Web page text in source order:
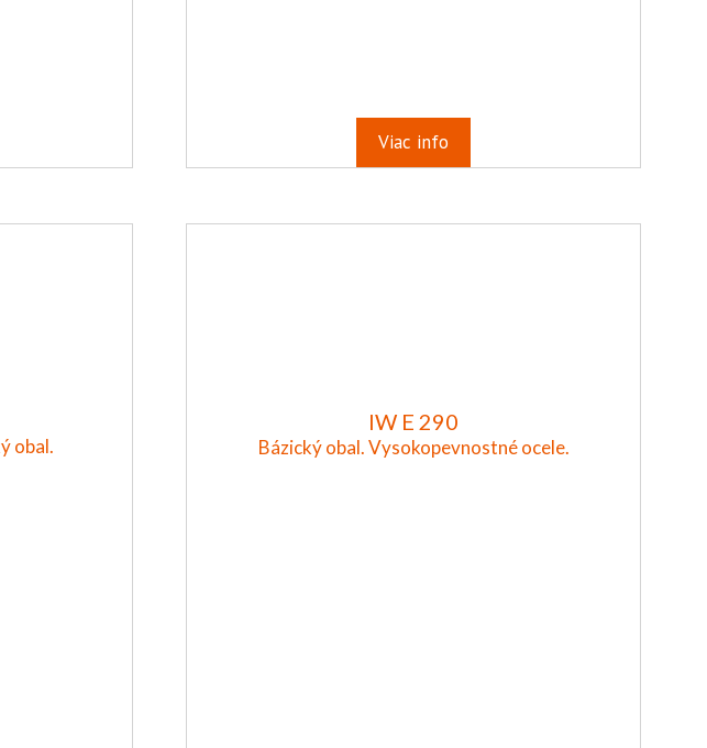
Viac info
obal.
IW E 290
Bázický obal. Vysokopevnostné ocele.